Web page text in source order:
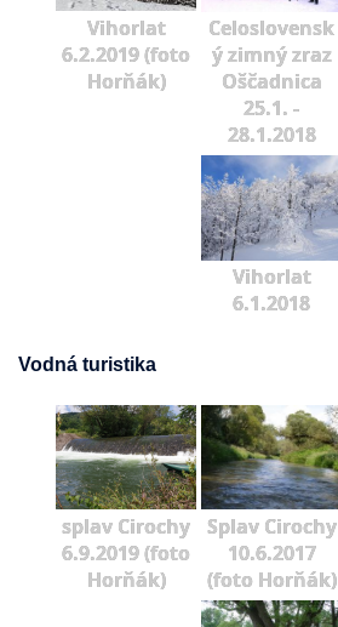
Vihorlat
6.2.2019 (foto
Horňák)
Celoslovensk
ý zimný zraz
Oščadnica
25.1. -
28.1.2018
Vihorlat
6.1.2018
Vodná turistika
splav Cirochy
6.9.2019 (foto
Horňák)
Splav Cirochy
10.6.2017
(foto Horňák)